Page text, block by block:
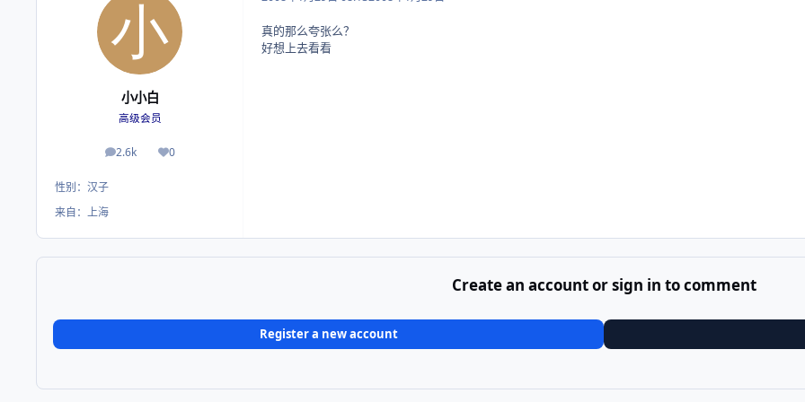
小小白
高级会员
2.6k
帖子 0
荣誉积分
性别： 汉子
来自： 上海
真的那么夸张么？
好想上去看看
Create an account or sign in to comment
Register a new account